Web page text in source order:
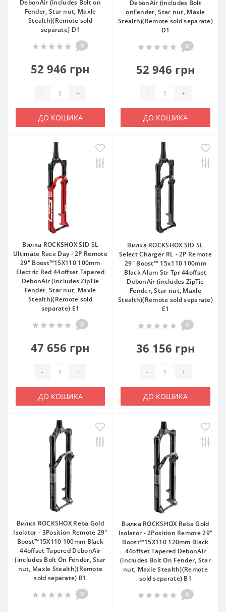
DebonAir (includes Bolt on
Fender, Star nut, Maxle
Stealth)(Remote sold
separate) D1
0
52 946 грн
- +
ДО КОШИКА
DebonAir (includes Bolt
onFender, Star nut, Maxle
Stealth)(Remote sold separate)
D1
0
52 946 грн
- +
ДО КОШИКА
Вилка ROCKSHOX SID SL
Ultimate Race Day - 2P Remote
29" Boost™15X110 100mm
Electric Red 44offset Tapered
DebonAir (includes ZipTie
Fender, Star nut, Maxle
Stealth)(Remote sold
separate) E1
0
47 656 грн
- +
ДО КОШИКА
Вилка ROCKSHOX SID SL
Select Charger RL - 2P Remote
29" Boost™ 15x110 100mm
Black Alum Str Tpr 44offset
DebonAir (includes ZipTie
Fender, Star nut, Maxle
Stealth)(Remote sold separate)
E1
0
36 156 грн
- +
ДО КОШИКА
Вилка ROCKSHOX Reba Gold
Isolator - 3Position Remote 29"
Boost™15X110 100mm Black
44offset Tapered DebonAir
(includes Bolt On Fender, Star
nut, Maxle Stealth)(Remote
sold separate) B1
0
Вилка ROCKSHOX Reba Gold
Isolator - 2Position Remote 29"
Boost™15X110 120mm Black
44offset Tapered DebonAir
(includes Bolt On Fender, Star
nut, Maxle Stealth)(Remote
sold separate) B1
0